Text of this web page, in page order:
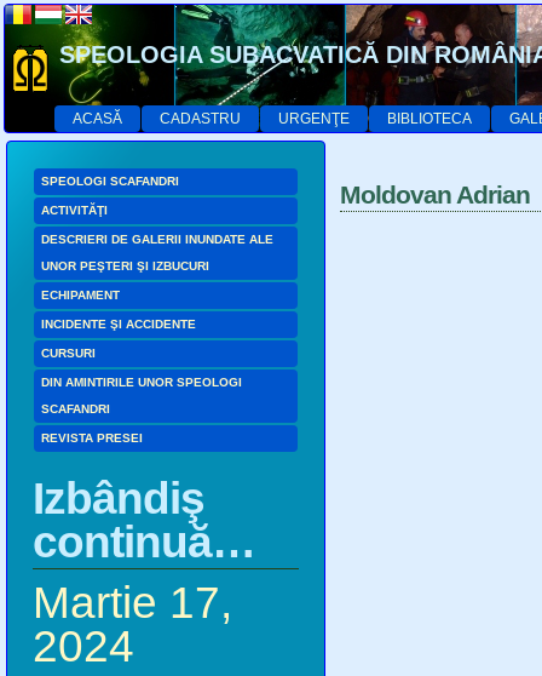
SPEOLOGIA SUBACVATICĂ DIN
ACASĂ CADASTRU URGENŢE BIBLIOTECA
SPEOLOGI SCAFANDRI
ACTIVITĂŢI
DESCRIERI DE GALERII INUNDATE ALE
UNOR PEŞTERI ŞI IZBUCURI
ECHIPAMENT
INCIDENTE ŞI ACCIDENTE
CURSURI
DIN AMINTIRILE UNOR SPEOLOGI
SCAFANDRI
REVISTA PRESEI
Izbândiş
continuă…
Martie 17,
2024
Moldovan Adrian